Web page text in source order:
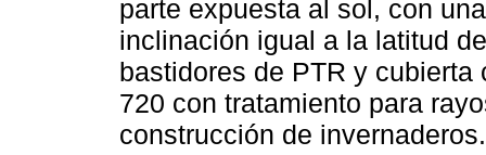
parte expuesta al sol, con
inclinación igual a la latitud
bastidores de PTR y
720 con tratamiento para
construcción de